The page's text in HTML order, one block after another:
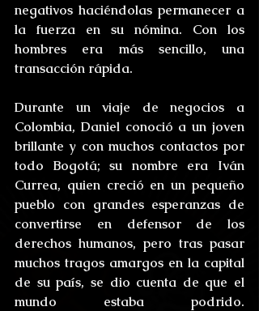
negativos haciéndolas permanecer a
la fuerza en su nómina. Con los
hombres era más sencillo, una
transacción rápida.
Durante un viaje de negocios a
Colombia, Daniel conoció a un joven
brillante y con muchos contactos por
todo Bogotá; su nombre era Iván
Currea, quien creció en un pequeño
pueblo con grandes esperanzas de
convertirse en defensor de los
derechos humanos, pero tras pasar
muchos tragos amargos en la capital
de su país, se dio cuenta de que el
mundo estaba podrido.